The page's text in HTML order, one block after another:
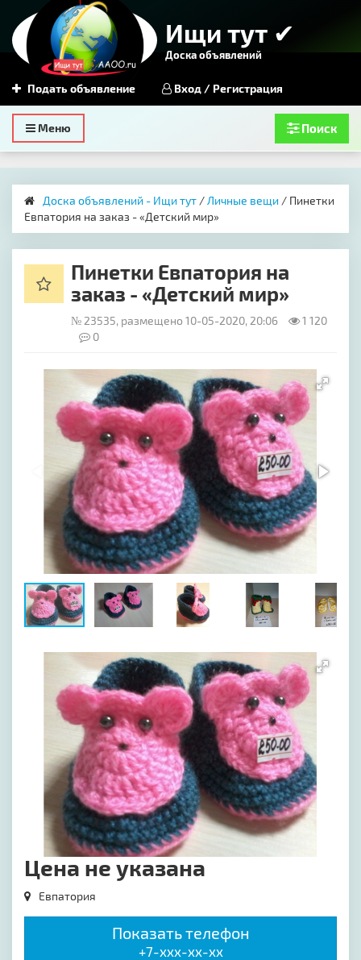
Ищи тут ✔
Доска объявлений
Подать объявление Вход / Регистрация
Toggle
navigation
Меню Поиск
Доска объявлений - Ищи тут /Личные вещи / Пинетки
Евпатория на заказ - «Детский мир»
Пинетки Евпатория на
заказ - «Детский мир»
№ 23535, размещено 10-05-2020, 20:06
1 120
0
Цена не указана
Евпатория
Показать телефон
+7-xxx-xx-xx